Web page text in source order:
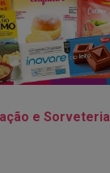
e Sorveteria